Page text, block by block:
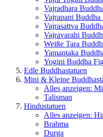
Vajradhara
Vajrapani Buddha
Vajrasattva
Vajravarahi
Weiße Tara
Yamantaka
Yogini Buddha
Edle Buddhastatuen
Mini & Kleine
Alles anzeigen:
Talisman
Hindustatuen
Alles anzeigen:
Brahma
Durga